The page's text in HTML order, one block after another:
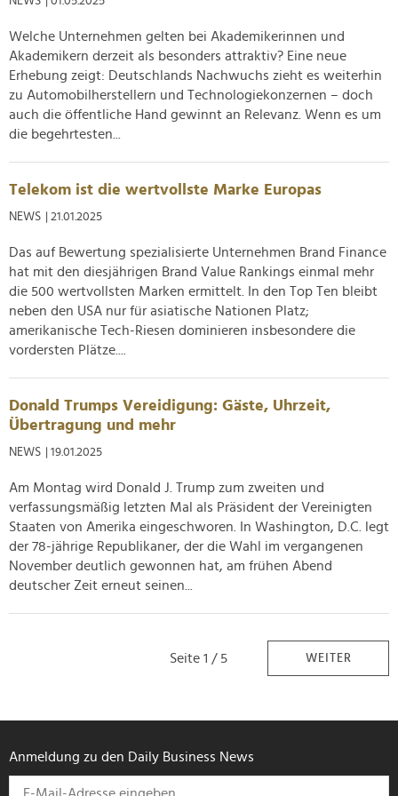
Partner führen diese Informationen möglicherweise mit
weiteren Daten zusammen, die Sie ihnen bereitgestellt
haben oder die sie im Rahmen Ihrer Nutzung der Dienste
gesammelt haben.
Welche Unternehmen gelten bei Akademikerinnen und
Akademikern derzeit als besonders attraktiv? Eine neue
Erhebung zeigt: Deutschlands Nachwuchs zieht es weiterhin
zu Automobilherstellern und Technologiekonzernen – doch
auch die öffentliche Hand gewinnt an Relevanz. Wenn es um
die begehrtesten...
Telekom ist die wertvollste Marke Europas
NEWS | 21.01.2025
Das auf Bewertung spezialisierte Unternehmen Brand Finance
hat mit den diesjährigen Brand Value Rankings einmal mehr
die 500 wertvollsten Marken ermittelt. In den Top Ten bleibt
neben den USA nur für asiatische Nationen Platz;
amerikanische Tech-Riesen dominieren insbesondere die
vordersten Plätze....
Donald Trumps Vereidigung: Gäste, Uhrzeit,
Übertragung und mehr
NEWS | 19.01.2025
Am Montag wird Donald J. Trump zum zweiten und
verfassungsmäßig letzten Mal als Präsident der Vereinigten
Staaten von Amerika eingeschworen. In Washington, D.C. legt
der 78-jährige Republikaner, der die Wahl im vergangenen
November deutlich gewonnen hat, am frühen Abend
deutscher Zeit erneut seinen...
Seite 1 / 5 WEITER
Anmeldung zu den Daily Business News